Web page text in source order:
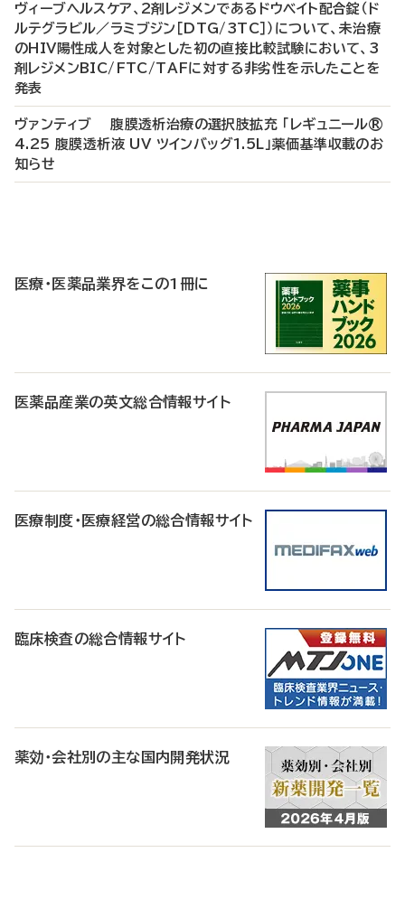
ヴィーブヘルスケア、2剤レジメンであるドウベイト配合錠（ド
ルテグラビル／ラミブジン［DTG/3TC］）について、未治療
のHIV陽性成人を対象とした初の直接比較試験において、3
剤レジメンBIC/FTC/TAFに対する非劣性を示したことを
発表
ヴァンティブ 腹膜透析治療の選択肢拡充 「レギュニール®
4.25 腹膜透析液 UV ツインバッグ1.5L」薬価基準収載のお
知らせ
医療・医薬品業界をこの1冊に
医薬品産業の英文総合情報サイト
医療制度・医療経営の総合情報サイト
臨床検査の総合情報サイト
薬効・会社別の主な国内開発状況